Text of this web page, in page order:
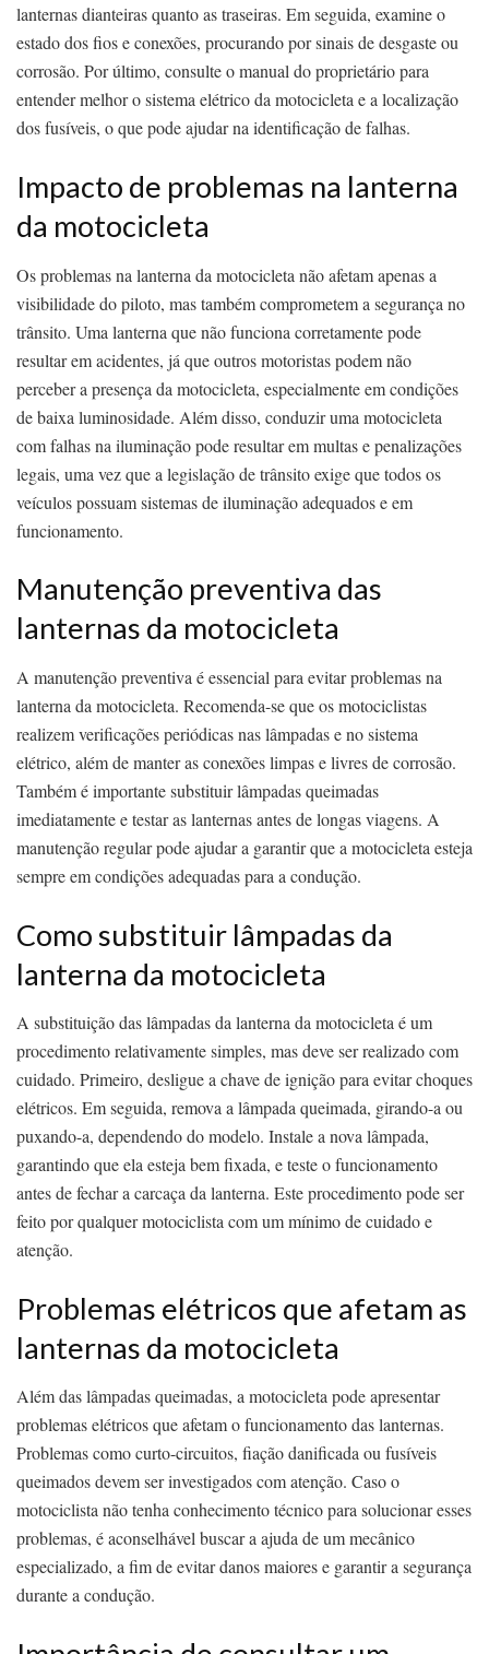
lanternas dianteiras quanto as traseiras. Em seguida, examine o
estado dos fios e conexões, procurando por sinais de desgaste ou
corrosão. Por último, consulte o manual do proprietário para
entender melhor o sistema elétrico da motocicleta e a localização
dos fusíveis, o que pode ajudar na identificação de falhas.
Impacto de problemas na lanterna
da motocicleta
Os problemas na lanterna da motocicleta não afetam apenas a
visibilidade do piloto, mas também comprometem a segurança no
trânsito. Uma lanterna que não funciona corretamente pode
resultar em acidentes, já que outros motoristas podem não
perceber a presença da motocicleta, especialmente em condições
de baixa luminosidade. Além disso, conduzir uma motocicleta
com falhas na iluminação pode resultar em multas e penalizações
legais, uma vez que a legislação de trânsito exige que todos os
veículos possuam sistemas de iluminação adequados e em
funcionamento.
Manutenção preventiva das
lanternas da motocicleta
A manutenção preventiva é essencial para evitar problemas na
lanterna da motocicleta. Recomenda-se que os motociclistas
realizem verificações periódicas nas lâmpadas e no sistema
elétrico, além de manter as conexões limpas e livres de corrosão.
Também é importante substituir lâmpadas queimadas
imediatamente e testar as lanternas antes de longas viagens. A
manutenção regular pode ajudar a garantir que a motocicleta esteja
sempre em condições adequadas para a condução.
Como substituir lâmpadas da
lanterna da motocicleta
A substituição das lâmpadas da lanterna da motocicleta é um
procedimento relativamente simples, mas deve ser realizado com
cuidado. Primeiro, desligue a chave de ignição para evitar choques
elétricos. Em seguida, remova a lâmpada queimada, girando-a ou
puxando-a, dependendo do modelo. Instale a nova lâmpada,
garantindo que ela esteja bem fixada, e teste o funcionamento
antes de fechar a carcaça da lanterna. Este procedimento pode ser
feito por qualquer motociclista com um mínimo de cuidado e
atenção.
Problemas elétricos que afetam as
lanternas da motocicleta
Além das lâmpadas queimadas, a motocicleta pode apresentar
problemas elétricos que afetam o funcionamento das lanternas.
Problemas como curto-circuitos, fiação danificada ou fusíveis
queimados devem ser investigados com atenção. Caso o
motociclista não tenha conhecimento técnico para solucionar esses
problemas, é aconselhável buscar a ajuda de um mecânico
especializado, a fim de evitar danos maiores e garantir a segurança
durante a condução.